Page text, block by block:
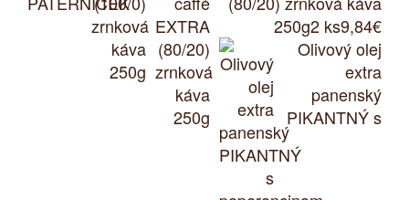
250g2 ks9,84€
Olivový olej
extra
panenský
PIKANTNÝ s